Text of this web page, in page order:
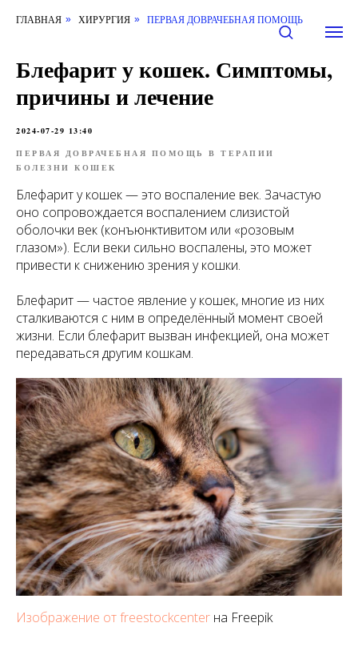
ГЛАВНАЯ » ХИРУРГИЯ » ПЕРВАЯ ДОВРАЧЕБНАЯ ПОМОЩЬ
Блефарит у кошек. Симптомы,
причины и лечение
2024-07-29 13:40
ПЕРВАЯ ДОВРАЧЕБНАЯ ПОМОЩЬ В ТЕРАПИИ
БОЛЕЗНИ КОШЕК
Блефарит у кошек — это воспаление век. Зачастую
оно сопровождается воспалением слизистой
оболочки век (конъюнктивитом или «розовым
глазом»). Если веки сильно воспалены, это может
привести к снижению зрения у кошки.
Блефарит — частое явление у кошек, многие из них
сталкиваются с ним в определённый момент своей
жизни. Если блефарит вызван инфекцией, она может
передаваться другим кошкам.
Изображение от freestockcenter на Freepik